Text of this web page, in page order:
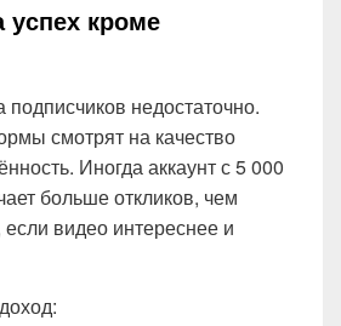
успех кроме
подписчиков недостаточно.
смотрят на качество
Иногда аккаунт с 5 000
больше откликов, чем
видео интереснее и